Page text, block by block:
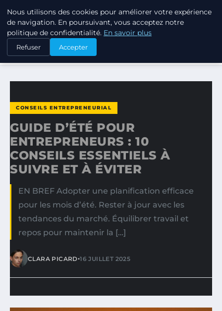
TUEZ-LES TOUS
ACCUEIL
CONSEILS ENTREPRENEURIAL
GUIDE D’ÉTÉ POUR ENTREPRENEURS : 10 CONSEILS…
CONSEILS ENTREPRENEURIAL
GUIDE D’ÉTÉ POUR
ENTREPRENEURS : 10
CONSEILS ESSENTIELS À
SUIVRE ET À ÉVITER
EN BREF Adopter une planification efficace
pour les mois d’été. Rester à jour avec les
tendances du marché. Équilibrer travail et
repos pour maintenir la […]
CLARA PICARD•16 JUILLET 2025
Nous utilisons des cookies pour améliorer votre expérience
de navigation. En poursuivant, vous acceptez notre
politique de confidentialité. En savoir plus
Refuser Accepter